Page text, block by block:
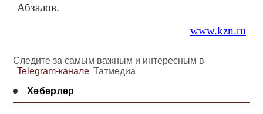
Абзалов.
www.kzn.ru
Следите за самым важным и интересным в
Telegram-канале Татмедиа
Хәбәрләр